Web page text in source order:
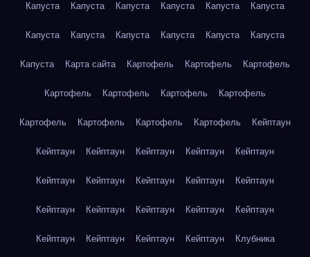
Капуста Капуста Капуста Капуста Капуста Капуста
Капуста Капуста Капуста Капуста Капуста Капуста
Капуста Карта сайта Картофель Картофель Картофель
Картофель Картофель Картофель Картофель
Картофель Картофель Картофель Картофель Кейптаун
Кейптаун Кейптаун Кейптаун Кейптаун Кейптаун
Кейптаун Кейптаун Кейптаун Кейптаун Кейптаун
Кейптаун Кейптаун Кейптаун Кейптаун Кейптаун
Кейптаун Кейптаун Кейптаун Кейптаун Клубника